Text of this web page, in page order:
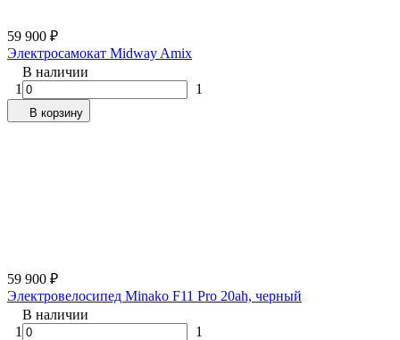
59 900 ₽
Электросамокат Midway Amix
В наличии
1
1
В корзину
59 900 ₽
Электровелосипед Minako F11 Pro 20ah, черный
В наличии
1
1